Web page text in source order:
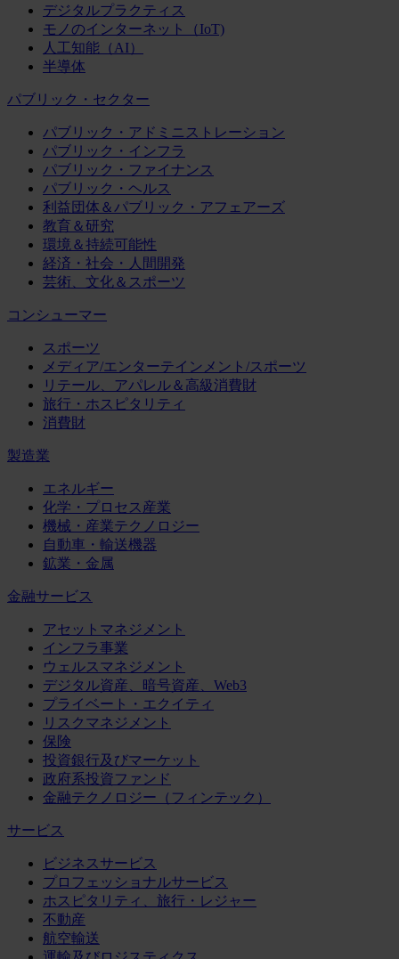
デジタルプラクティス
モノのインターネット（IoT)
人工知能（AI）
半導体
パブリック・セクター
パブリック・アドミニストレーション
パブリック・インフラ
パブリック・ファイナンス
パブリック・ヘルス
利益団体＆パブリック・アフェアーズ
教育＆研究
環境＆持続可能性
経済・社会・人間開発
芸術、文化＆スポーツ
コンシューマー
スポーツ
メディア/エンターテインメント/スポーツ
リテール、アパレル＆高級消費財
旅行・ホスピタリティ
消費財
製造業
エネルギー
化学・プロセス産業
機械・産業テクノロジー
自動車・輸送機器
鉱業・金属
金融サービス
アセットマネジメント
インフラ事業
ウェルスマネジメント
デジタル資産、暗号資産、Web3
プライベート・エクイティ
リスクマネジメント
保険
投資銀行及びマーケット
政府系投資ファンド
金融テクノロジー（フィンテック）
サービス
ビジネスサービス
プロフェッショナルサービス
ホスピタリティ、旅行・レジャー
不動産
航空輸送